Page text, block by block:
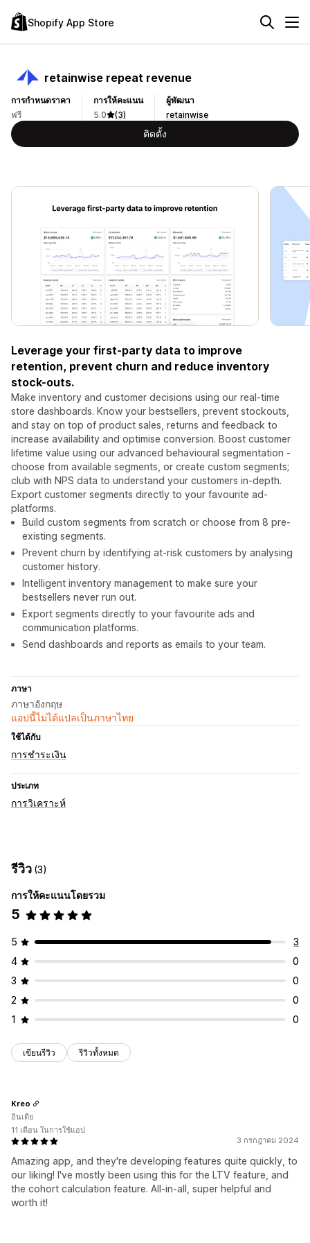
Shopify App Store
retainwise repeat revenue
การกำหนดราคา
ฟรี
การให้คะแนน
5.0
(3)
ผู้พัฒนา
retainwise
ติดตั้ง
Leverage your first-party data to improve
retention, prevent churn and reduce inventory
stock-outs.
Make inventory and customer decisions using our real-time
store dashboards. Know your bestsellers, prevent stockouts,
and stay on top of product sales, returns and feedback to
increase availability and optimise conversion. Boost customer
lifetime value using our advanced behavioural segmentation -
choose from available segments, or create custom segments;
club with NPS data to understand your customers in-depth.
Export customer segments directly to your favourite ad-
platforms.
Build custom segments from scratch or choose from 8 pre-
existing segments.
Prevent churn by identifying at-risk customers by analysing
customer history.
Intelligent inventory management to make sure your
bestsellers never run out.
Export segments directly to your favourite ads and
communication platforms.
Send dashboards and reports as emails to your team.
ภาษา
ภาษาอังกฤษ
แอปนี้ไม่ได้แปลเป็นภาษาไทย
ใช้ได้กับ
การชำระเงิน
ประเภท
การวิเคราะห์
รีวิว (3)
การให้คะแนนโดยรวม
5
5
3
4
0
3
0
2
0
1
0
เขียนรีวิว รีวิวทั้งหมด
3 กรกฎาคม 2024
Amazing app, and they're developing features quite quickly, to
our liking! I've mostly been using this for the LTV feature, and
the cohort calculation feature. All-in-all, super helpful and
worth it!
Kreo
อินเดีย
11 เดือน ในการใช้แอป